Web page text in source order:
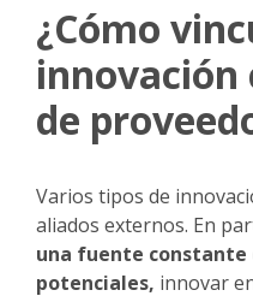
¿Cómo
innovación
de
Varios tipos de
aliados externos. En
una fuente constante
potenciales, innovar